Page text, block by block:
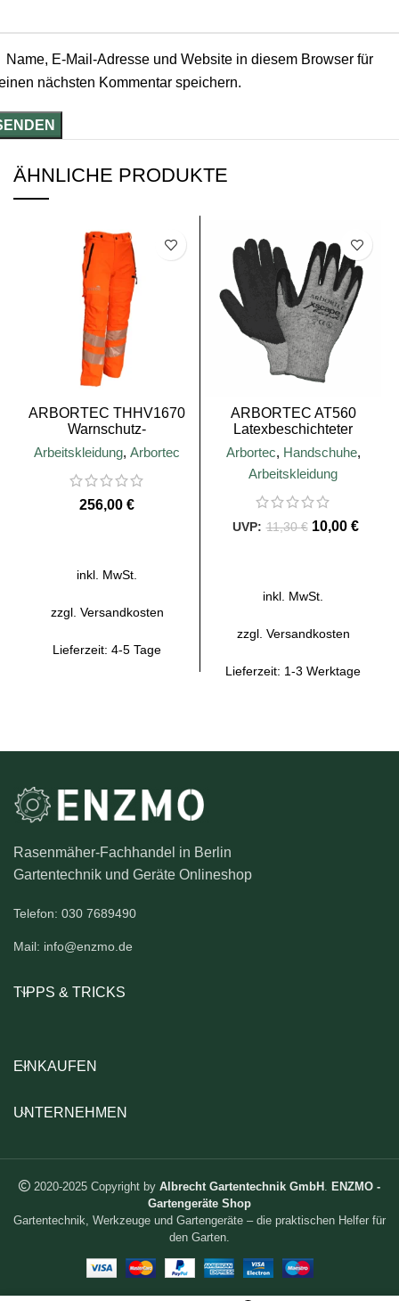
Name, E-Mail-Adresse und Website in diesem Browser für
nächsten Kommentar speichern.
ÄHNLICHE PRODUKTE
ARBORTEC THHV1670
Warnschutz-
Kettensägenhose in
Orange, Typ C, Klasse 1
Arbeitskleidung, Arbortec
€
inkl. MwSt.
zzgl. Versandkosten
Lieferzeit: 4-5 Tage
ARBORTEC AT560
Latexbeschichteter
Handschuh
Arbortec, Handschuhe,
Arbeitskleidung
11,30€ 10,00 €
inkl. MwSt.
zzgl. Versandkosten
Lieferzeit: 1-3 Werktage
Rasenmäher-Fachhandel in Berlin
Gartentechnik und Geräte Onlineshop
Telefon: 030 7689490
Mail: info@enzmo.de
TIPPS & TRICKS
EINKAUFEN
UNTERNEHMEN
2020-2025 Copyright by Albrecht Gartentechnik GmbH . ENZMO -
Gartengeräte Shop
Gartentechnik, Werkzeuge und Gartengeräte – die praktischen Helfer für
den Garten.